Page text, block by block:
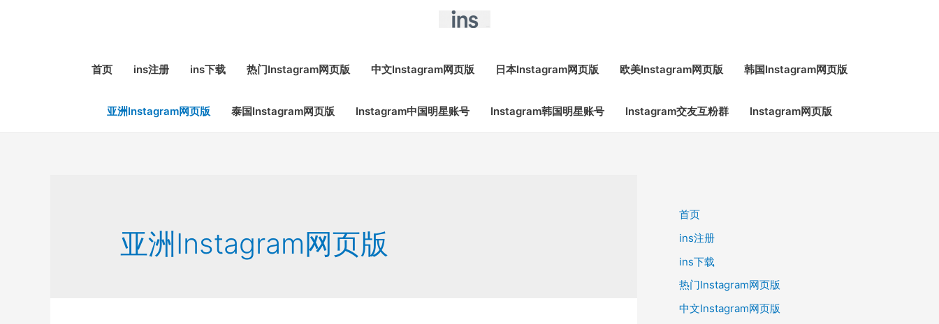
首页 ins注册 ins下载 热门Instagram网页版 中文Instagram网页版 日本Instagram网页版 欧美Instagram网页版 韩国Instagram网页版
亚洲Instagram网页版 泰国Instagram网页版 Instagram中国明星账号 Instagram韩国明星账号 Instagram交友互粉群 Instagram网页版
亚洲Instagram网页版
首页
ins注册
ins下载
热门Instagram网页版
中文Instagram网页版